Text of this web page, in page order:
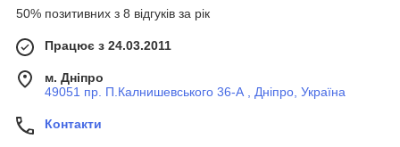
50% позитивних з 8 відгуків за рік
Працює з 24.03.2011
м. Дніпро
49051 пр. П.Калнишевського 36-А , Дніпро, Україна
Контакти